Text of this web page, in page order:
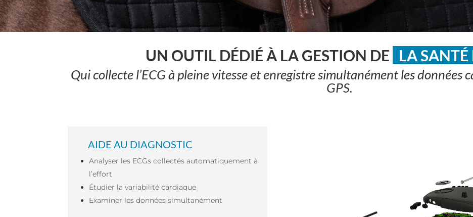
UN OUTIL DÉDIÉ À LA GESTION DE LA
Qui collecte l’ECG à pleine vitesse et enregistre simultanément les données
GPS.
AIDE AU DIAGNOSTIC
Analyser les ECGs collectés automatiquement à
l’effort
Étudier la variabilité cardiaque
Examiner les données simultanément